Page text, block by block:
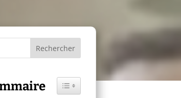
Toggle Table of Content